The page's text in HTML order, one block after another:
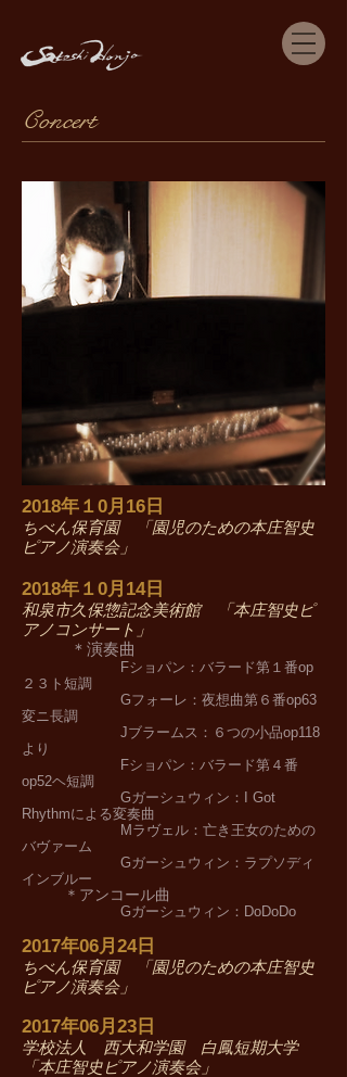
Concert
2018年１0月16日
ちべん保育園 「園児のための本庄智史
ピアノ演奏会」
2018年１0月14日
和泉市久保惣記念美術館 「本庄智史ピ
アノコンサート」
＊演奏曲
Fショパン：バラード第１番op
２３ト短調
Gフォーレ：夜想曲第６番op63
変ニ長調
Jブラームス：６つの小品op118
より
Fショパン：バラード第４番
op52ヘ短調
Gガーシュウィン：I Got
Rhythmによる変奏曲
Mラヴェル：亡き王女のための
バヴァーム
Gガーシュウィン：ラプソディ
インブルー
＊アンコール曲
Gガーシュウィン：DoDoDo
2017年06月24日
ちべん保育園 「園児のための本庄智史
ピアノ演奏会」
2017年06月23日
学校法人 西大和学園 白鳳短期大学
「本庄智史ピアノ演奏会」